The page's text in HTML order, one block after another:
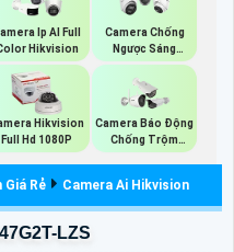
Ip AI Full
Hikvision
Camera Chống
Ngược Sáng
Hikvision
Hikvision
Full Hd 1080P
Camera Báo Động
Chống Trộm
Hikvision
Giá Rẻ Camera Ai Hikvision
LZS